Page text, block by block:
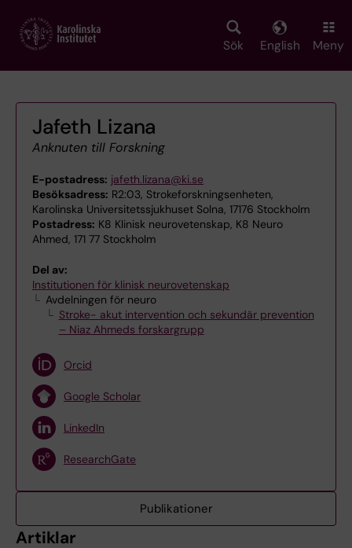
main
Sök English Meny
Jafeth Lizana
Anknuten till Forskning
E-postadress: jafeth.lizana@ki.se
Besöksadress: R2:03, Strokeforskningsenheten,
Karolinska Universitetssjukhuset Solna, 17176 Stockholm
Postadress: K8 Klinisk neurovetenskap, K8 Neuro
Ahmed, 171 77 Stockholm
Del av:
Institutionen för klinisk neurovetenskap
Avdelningen för neuro
Stroke- akut intervention och sekundär prevention
– Niaz Ahmeds forskargrupp
Orcid
Google Scholar
LinkedIn
ResearchGate
Publikationer
Artiklar